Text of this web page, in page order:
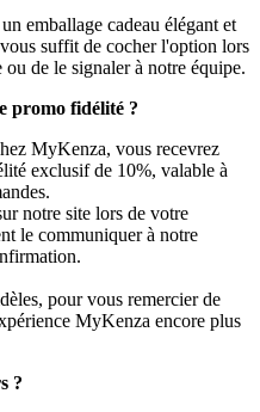
emballage cadeau élégant et
suffit de cocher l'option lors
de le signaler à notre équipe.
promo fidélité ?
MyKenza, vous recevrez
exclusif de 10%, valable à
notre site lors de votre
le communiquer à notre
pour vous remercier de
MyKenza encore plus
?